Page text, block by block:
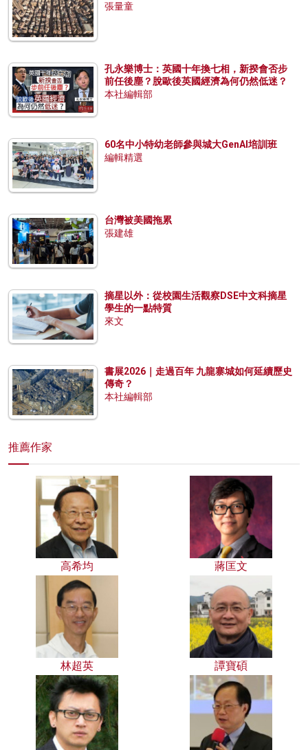
張量童
孔永樂博士：英國十年換七相，新揆會否步
前任後塵？脫歐後英國經濟為何仍然低迷？
本社編輯部
60名中小特幼老師參與城大GenAI培訓班
編輯精選
台灣被美國拖累
張建雄
摘星以外：從校園生活觀察DSE中文科摘星
學生的一點特質
來文
書展2026｜走過百年 九龍寨城如何延續歷史
傳奇？
本社編輯部
推薦作家
高希均 蔣匡文
林超英 譚寶碩